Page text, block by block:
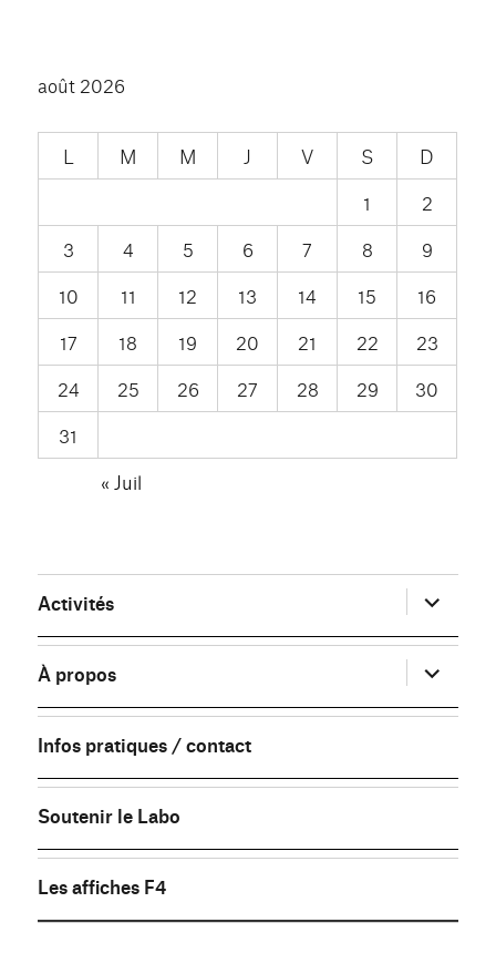
août 2026
L M M J V S
D
1
2
3
4 5 6 7 8
9
10
11 12 13 14 15
16
17
18 19 20 21 22
23
24
25 26 27 28 29
30
31
« Juil
Activités ouvrir
le
sous-
menu
À propos
ouvrir
le
sous-
menu
Infos pratiques / contact
Soutenir le Labo
Les affiches F4